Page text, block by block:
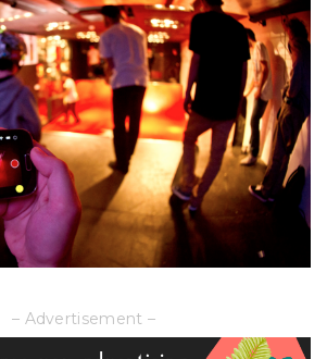
– Advertisement –